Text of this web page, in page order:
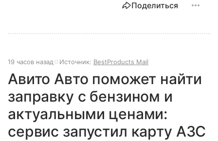
Поделиться
19 часов назад Источник: BestProducts Mail
Авито Авто поможет найти
заправку с бензином и
актуальными ценами:
сервис запустил карту АЗС